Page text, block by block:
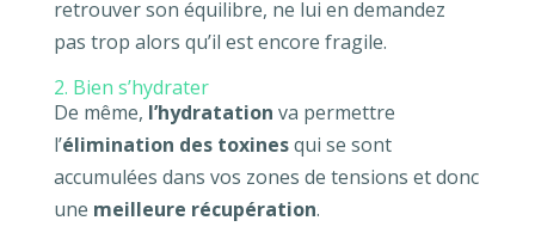
retrouver son équilibre, ne lui en demandez
pas trop alors qu’il est encore fragile.
2. Bien s’hydrater
De même, l’hydratation va permettre
l’élimination des toxinesqui se sont
accumulées dans vos zones de tensions et donc
une meilleure récupération.